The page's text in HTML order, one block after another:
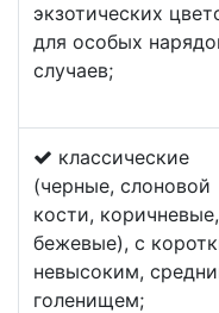
экзотических
для особых
случаев;
классические
(черные, слоновой
кости, коричневые,
бежевые), с
невысоким,
голенищем;